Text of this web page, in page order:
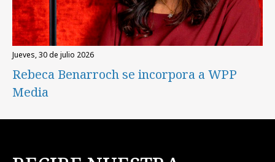
jueves, 30 de julio 2026
Rebeca Benarroch se incorpora a WPP
Media